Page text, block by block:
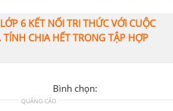
6 KẾT NỐI TRI THỨC VỚI CUỘC
TÍNH CHIA HẾT TRONG TẬP HỢP
Bình chọn:
QUẢNG CÁO